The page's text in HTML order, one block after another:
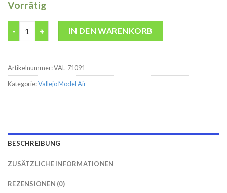
Vorrätig
IN DEN WARENKORB
Artikelnummer:VAL-71091
Kategorie:Vallejo Model Air
BESCHREIBUNG
ZUSÄTZLICHE INFORMATIONEN
REZENSIONEN (0)